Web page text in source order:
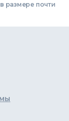
размере почти